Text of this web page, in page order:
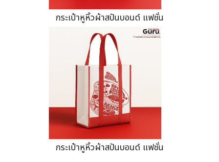
กระเป๋าหูหิ้วผ้าสปันบอนด์ แฟชั่น
กระเป๋าหูหิ้วผ้าสปันบอนด์ แฟชั่น